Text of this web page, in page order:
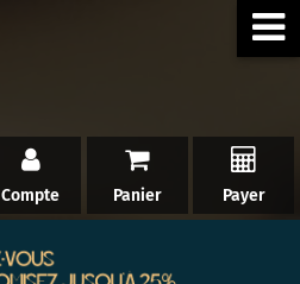
Compte Panier Payer